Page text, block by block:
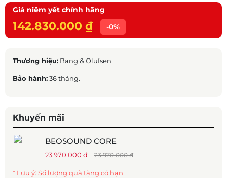
Giá niêm yết chính hãng
142.830.000 ₫ -0%
Thương hiệu: Bang & Olufsen
Bảo hành:36 tháng.
Khuyến mãi
BEOSOUND CORE
23.970.000 ₫ 23.970.000 ₫
* Lưu ý: Số lượng quà tặng có hạn